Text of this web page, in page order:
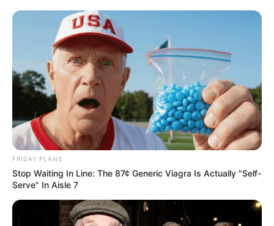
FRIDAY PLANS
Stop Waiting In Line: The 87¢ Generic Viagra Is Actually "Self-
Serve" In Aisle 7